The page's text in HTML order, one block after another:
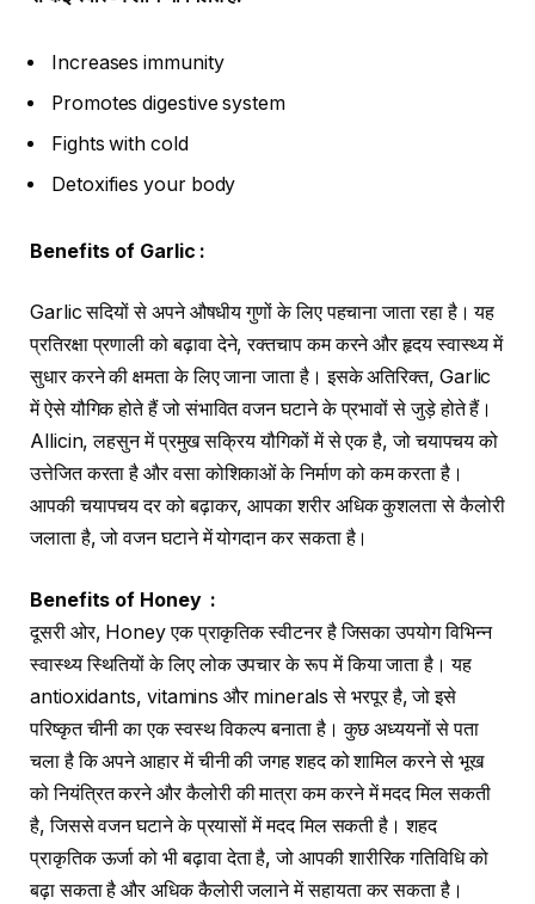
Increases immunity
Promotes digestive system
Fights with cold
Detoxifies your body
Benefits of Garlic :
Garlic सदियों से अपने औषधीय गुणों के लिए पहचाना जाता रहा है। यह
प्रतिरक्षा प्रणाली को बढ़ावा देने, रक्तचाप कम करने और हृदय स्वास्थ्य में
सुधार करने की क्षमता के लिए जाना जाता है। इसके अतिरिक्त, Garlic
में ऐसे यौगिक होते हैं जो संभावित वजन घटाने के प्रभावों से जुड़े होते हैं।
Allicin, लहसुन में प्रमुख सक्रिय यौगिकों में से एक है, जो चयापचय को
उत्तेजित करता है और वसा कोशिकाओं के निर्माण को कम करता है।
आपकी चयापचय दर को बढ़ाकर, आपका शरीर अधिक कुशलता से कैलोरी
जलाता है, जो वजन घटाने में योगदान कर सकता है।
Benefits of Honey :
दूसरी ओर, Honey एक प्राकृतिक स्वीटनर है जिसका उपयोग विभिन्न
स्वास्थ्य स्थितियों के लिए लोक उपचार के रूप में किया जाता है। यह
antioxidants, vitamins और minerals से भरपूर है, जो इसे
परिष्कृत चीनी का एक स्वस्थ विकल्प बनाता है। कुछ अध्ययनों से पता
चला है कि अपने आहार में चीनी की जगह शहद को शामिल करने से भूख
को नियंत्रित करने और कैलोरी की मात्रा कम करने में मदद मिल सकती
है, जिससे वजन घटाने के प्रयासों में मदद मिल सकती है। शहद
प्राकृतिक ऊर्जा को भी बढ़ावा देता है, जो आपकी शारीरिक गतिविधि को
बढ़ा सकता है और अधिक कैलोरी जलाने में सहायता कर सकता है।